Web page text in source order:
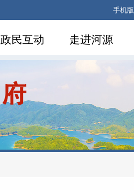
手机版
走进河源
政民互动